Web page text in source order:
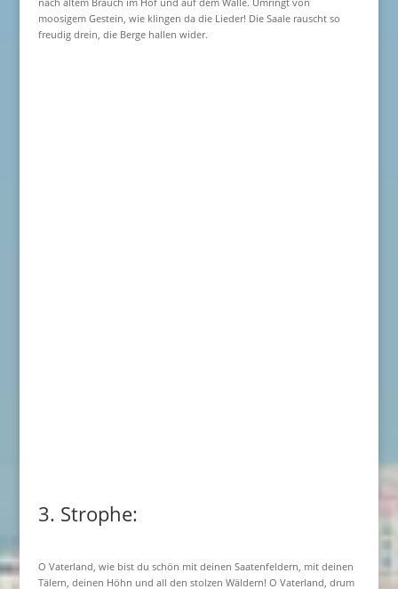
moosigem Gestein, wie klingen da die Lieder! Die Saale rauscht so
freudig drein, die Berge hallen wider.
3. Strophe:
O Vaterland, wie bist du schön mit deinen Saatenfeldern, mit deinen
Tälern, deinen Höhn und all den stolzen Wäldern! O Vaterland, drum